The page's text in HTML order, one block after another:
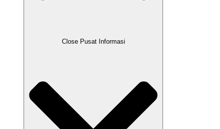
Close Pusat Informasi